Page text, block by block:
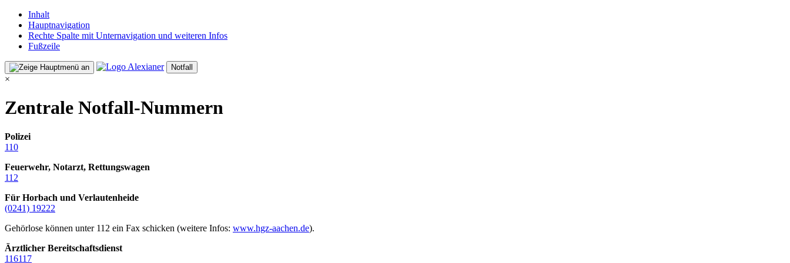
Inhalt
Hauptnavigation
Rechte Spalte mit Unternavigation und weiteren Infos
Fußzeile
Notfall
×
Zentrale Notfall-Nummern
Polizei
110
Feuerwehr, Notarzt, Rettungswagen
112
Für Horbach und Verlautenheide
(0241) 19222
Gehörlose können unter 112 ein Fax schicken (weitere Infos: www.hgz-aachen.de).
Ärztlicher Bereitschaftsdienst
116117